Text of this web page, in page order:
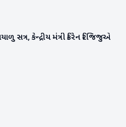
સત્ર, કેન્દ્રીય મંત્રી કિરેન રિજિજુએ